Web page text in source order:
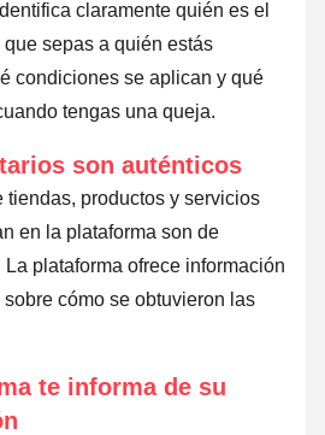
claramente quién es el
sepas a quién estás
condiciones se aplican y qué
tengas una queja.
son auténticos
tiendas, productos y servicios
en la plataforma son de
plataforma ofrece información
cómo se obtuvieron las
te informa de su